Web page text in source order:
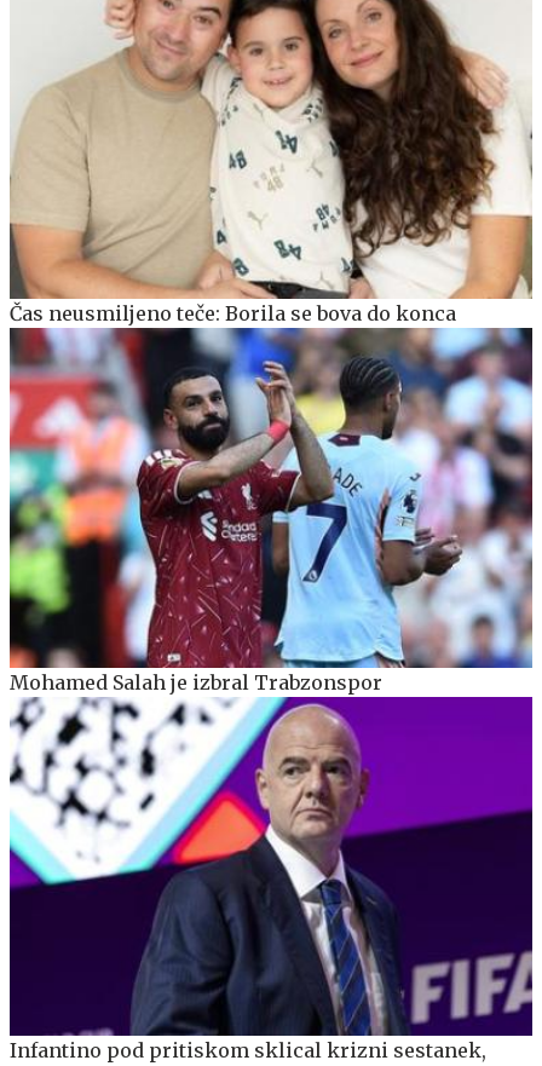
Čas neusmiljeno teče: Borila se bova do konca
Mohamed Salah je izbral Trabzonspor
Infantino pod pritiskom sklical krizni sestanek,